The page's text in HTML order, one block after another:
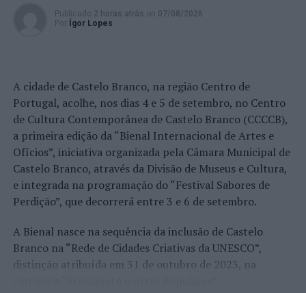
Publicado 2 horas atrás on 07/08/2026
Por
Ígor Lopes
A cidade de Castelo Branco, na região Centro de
Portugal, acolhe, nos dias 4 e 5 de setembro, no Centro
de Cultura Contemporânea de Castelo Branco (CCCCB),
a primeira edição da “Bienal Internacional de Artes e
Ofícios”, iniciativa organizada pela Câmara Municipal de
Castelo Branco, através da Divisão de Museus e Cultura,
e integrada na programação do “Festival Sabores de
Perdição”, que decorrerá entre 3 e 6 de setembro.
A Bienal nasce na sequência da inclusão de Castelo
Branco na “Rede de Cidades Criativas da UNESCO”,
distinção atribuída em 31 de outubro de 2023, na